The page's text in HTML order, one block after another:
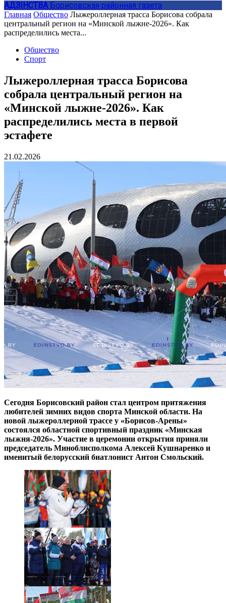
АДЗIНСТВА Борисовская районная газета
Главная Общество Лыжероллерная трасса Борисова собрала
центральный регион на «Минской лыжне-2026». Как
распределились места...
Общество
Спорт
Лыжероллерная трасса Борисова
собрала центральный регион на
«Минской лыжне-2026». Как
распределились места в первой
эстафете
21.02.2026
Сегодня Борисовский район стал центром притяжения
любителей зимних видов спорта Минской области. На
новой лыжероллерной трассе у «Борисов-Арены»
состоялся областной спортивный праздник «Минская
лыжня-2026». Участие в церемонии открытия приняли
председатель Миноблисполкома Алексей Кушнаренко и
именитый белорусский биатлонист Антон Смольский.